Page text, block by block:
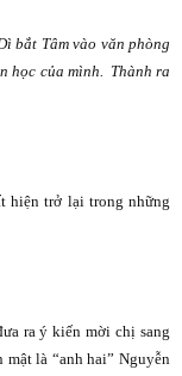
bắt Tâm vào văn phòng
học của mình. Thành ra
hiện trở lại trong những
ra ý kiến mời chị sang
là “anh hai” Nguyễn